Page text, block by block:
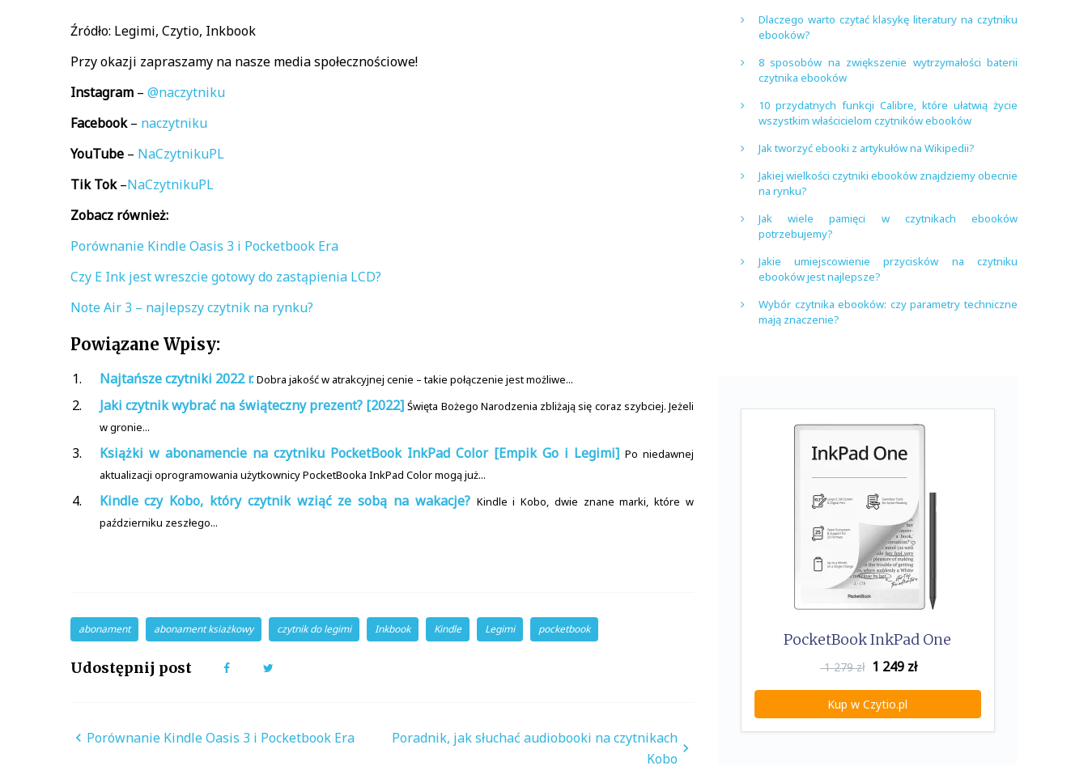
Źródło: Legimi, Czytio, Inkbook
Przy okazji zapraszamy na nasze media społecznościowe!
Instagram – @naczytniku
Facebook– naczytniku
YouTube – NaCzytnikuPL
Tik Tok–NaCzytnikuPL
Zobacz również:
Porównanie Kindle Oasis 3 i Pocketbook Era
Czy E Ink jest wreszcie gotowy do zastąpienia LCD?
Note Air 3 – najlepszy czytnik na rynku?
Powiązane Wpisy:
Najtańsze czytniki 2022 r. Dobra jakość w atrakcyjnej cenie – takie połączenie jest możliwe...
Jaki czytnik wybrać na świąteczny prezent? [2022] Święta Bożego Narodzenia zbliżają się coraz szybciej. Jeżeli
w gronie...
Książki w abonamencie na czytniku PocketBook InkPad Color [Empik Go i Legimi] Po niedawnej
aktualizacji oprogramowania użytkownicy PocketBooka InkPad Color mogą już...
Kindle czy Kobo, który czytnik wziąć ze sobą na wakacje? Kindle i Kobo, dwie znane marki, które w
październiku zeszłego...
abonament abonament ksiażkowy czytnik do legimi Inkbook Kindle Legimi pocketbook
Udostępnij post Facebook
Nawigacja
Porównanie Kindle Oasis 3 i Pocketbook Era
Poradnik, jak słuchać audiobooki na czytnikach
Kobo
Dlaczego warto czytać klasykę literatury na czytniku
ebooków?
8 sposobów na zwiększenie wytrzymałości baterii
czytnika ebooków
10 przydatnych funkcji Calibre, które ułatwią życie
wszystkim właścicielom czytników ebooków
Jak tworzyć ebooki z artykułów na Wikipedii?
Jakiej wielkości czytniki ebooków znajdziemy obecnie
na rynku?
Jak wiele pamięci w czytnikach ebooków
potrzebujemy?
Jakie umiejscowienie przycisków na czytniku
ebooków jest najlepsze?
Wybór czytnika ebooków: czy parametry techniczne
mają znaczenie?
PocketBook InkPad One
1 279 zł 1 249 zł
Kup w Czytio.pl